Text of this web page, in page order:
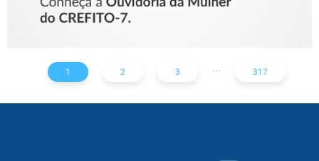
1 2 3 ... 317